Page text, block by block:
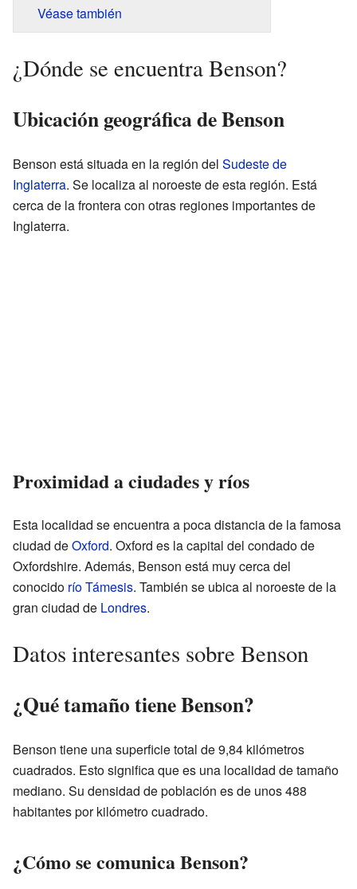
Véase también
¿Dónde se encuentra Benson?
Ubicación geográfica de Benson
Benson está situada en la región del Sudeste de
Inglaterra. Se localiza al noroeste de esta región. Está
cerca de la frontera con otras regiones importantes de
Inglaterra.
Proximidad a ciudades y ríos
Esta localidad se encuentra a poca distancia de la famosa
ciudad deOxford. Oxford es la capital del condado de
Oxfordshire. Además, Benson está muy cerca del
conocido río Támesis. También se ubica al noroeste de la
gran ciudad de Londres.
Datos interesantes sobre Benson
¿Qué tamaño tiene Benson?
Benson tiene una superficie total de 9,84 kilómetros
cuadrados. Esto significa que es una localidad de tamaño
mediano. Su densidad de población es de unos 488
habitantes por kilómetro cuadrado.
¿Cómo se comunica Benson?